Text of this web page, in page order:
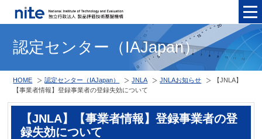
認定センター（IAJapan）
HOME 認定センター（IAJapan） JNLA JNLAお知らせ
【JNLA】
【事業者情報】登録事業者の登録失効について
【JNLA】【事業者情報】登録事業者の登
録失効について